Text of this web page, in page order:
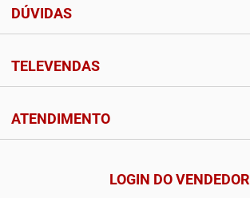
DÚVIDAS
TELEVENDAS
ATENDIMENTO
LOGIN DO VENDEDOR